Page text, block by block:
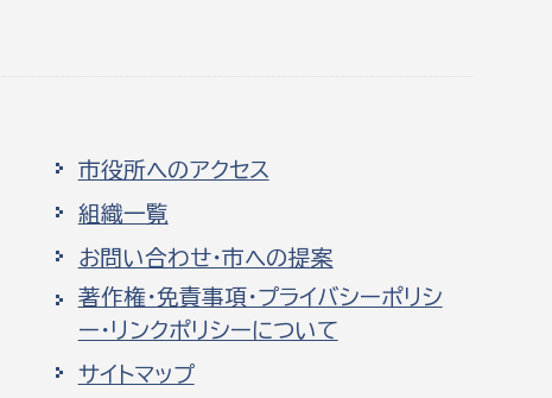
市役所へのアクセス
組織一覧
お問い合わせ・市への提案
著作権・免責事項・プライバシーポリシ
ー・リンクポリシーについて
サイトマップ